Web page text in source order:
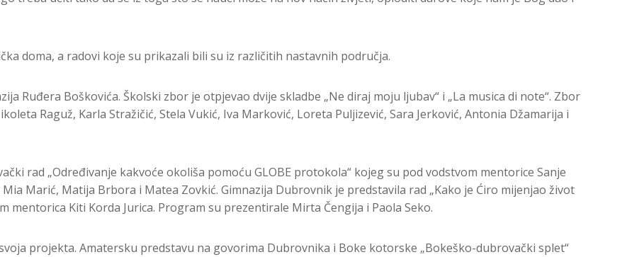
doma, a radovi koje su prikazali bili su iz različitih nastavnih područja.
Ruđera Boškovića. Školski zbor je otpjevao dvije skladbe „Ne diraj moju ljubav“ i „La musica di note“. Zbor
Raguž, Karla Stražičić, Stela Vukić, Iva Marković, Loreta Puljizević, Sara Jerković, Antonia Džamarija i
rad „Određivanje kakvoće okoliša pomoću GLOBE protokola“ kojeg su pod vodstvom mentorice Sanje
Marić, Matija Brbora i Matea Zovkić. Gimnazija Dubrovnik je predstavila rad „Kako je Ćiro mijenjao život
mentorica Kiti Korda Jurica. Program su prezentirale Mirta Čengija i Paola Seko.
projekta. Amatersku predstavu na govorima Dubrovnika i Boke kotorske „Bokeško-dubrovački splet“